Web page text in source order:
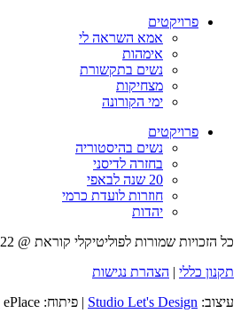
פרויקטים
אמא השראה לי
אימהות
נשים בתקשורת
מצחיקות
ימי הקורונה
פרויקטים
נשים בהיסטוריה
בחזרה לדיסני
20 שנה לבאפי
חוזרות לועדת כרמי
יהדות
כל הזכויות שמורות לפוליטיקלי קוראת @ 2022
תקנון כללי | הצהרת נגישות
עיצוב: Studio Let's Design | פיתוח: ePlace